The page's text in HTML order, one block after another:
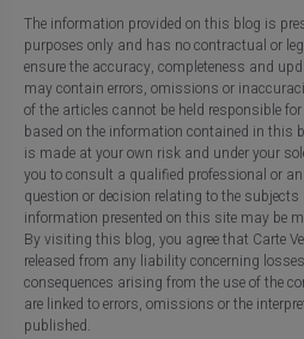
The information provided on this blog is
purposes only and has no contractual or
ensure the accuracy, completeness and
may contain errors, omissions or
of the articles cannot be held responsible
based on the information contained in this
is made at your own risk and under your
you to consult a qualified professional or
question or decision relating to the
information presented on this site may be
By visiting this blog, you agree that Carte
released from any liability concerning
consequences arising from the use of the
are linked to errors, omissions or the
published.